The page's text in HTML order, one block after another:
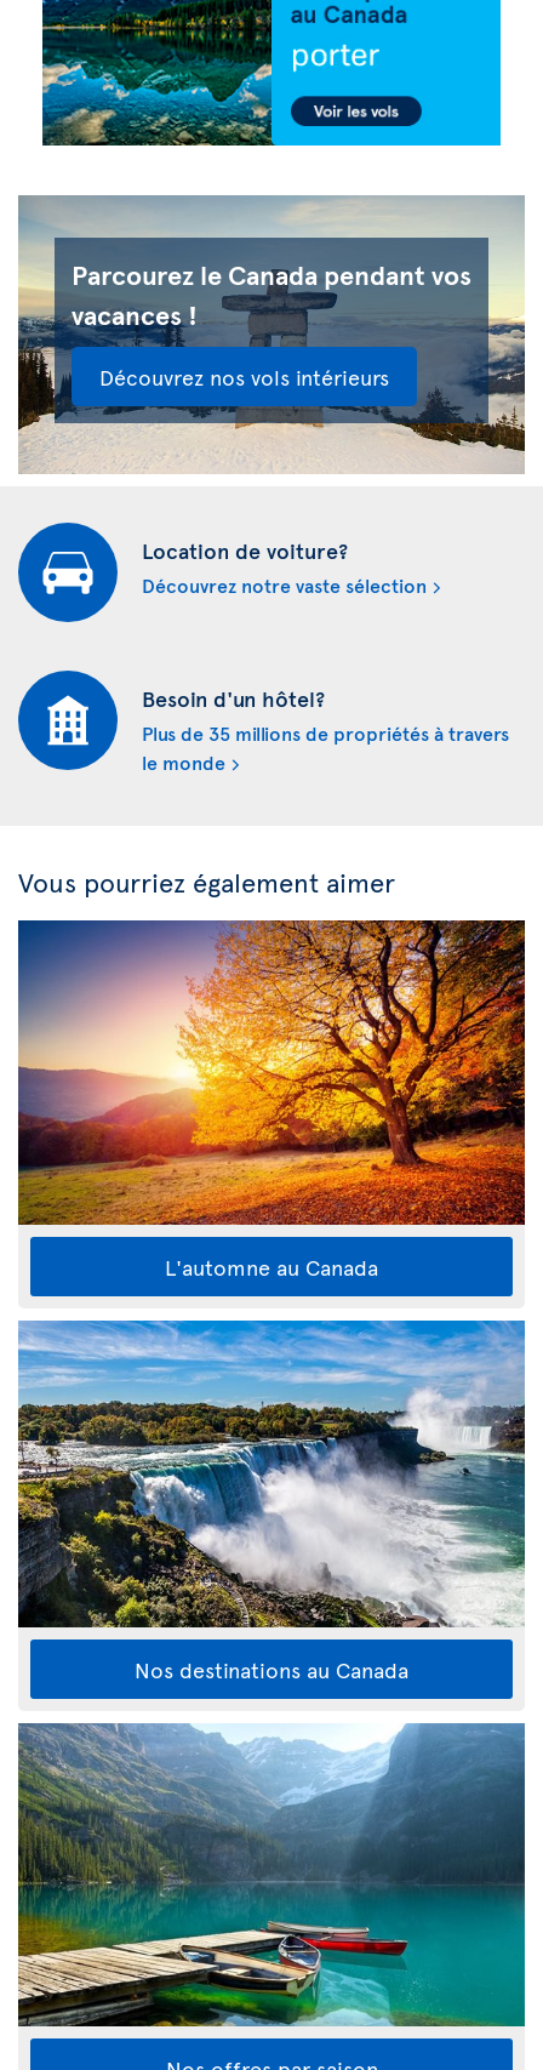
Parcourez le Canada pendant vos
vacances !
Découvrez nos vols intérieurs
Location de voiture?
Découvrez notre vaste sélection
Besoin d'un hôtel?
Plus de 35 millions de propriétés à travers
le monde
Vous pourriez également aimer
L'automne au Canada
Nos destinations au Canada